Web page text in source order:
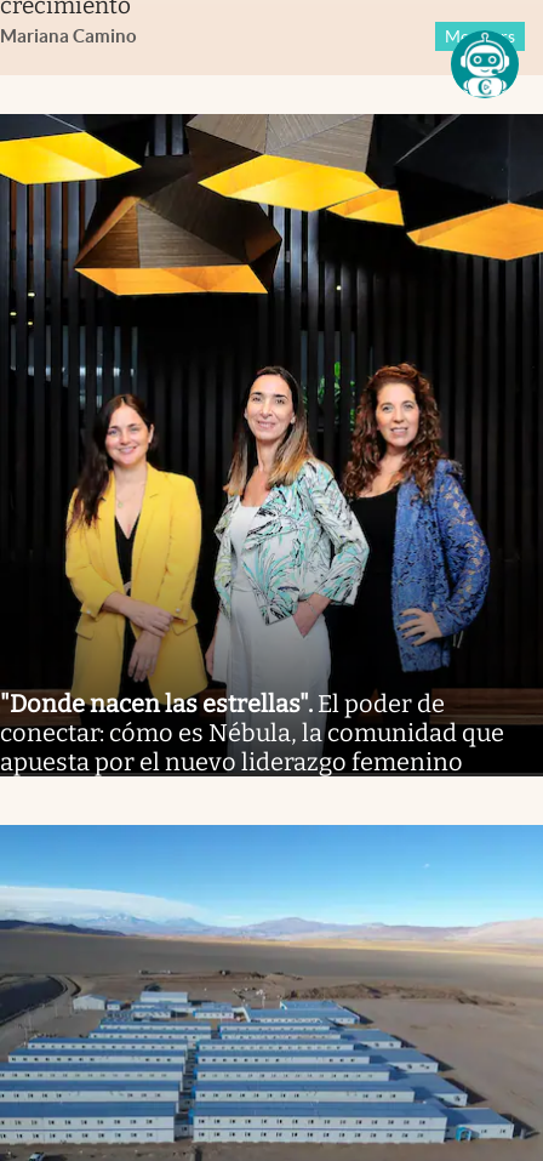
Mariana Camino Members
"Donde nacen las estrellas". El poder de
conectar: cómo es Nébula, la comunidad que
apuesta por el nuevo liderazgo femenino